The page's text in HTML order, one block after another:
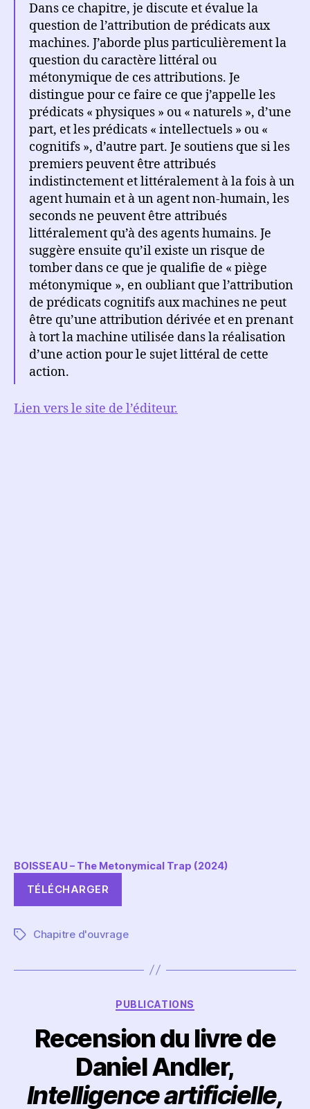
Dans ce chapitre, je discute et évalue la
question de l’attribution de prédicats aux
machines. J’aborde plus particulièrement la
question du caractère littéral ou
métonymique de ces attributions. Je
distingue pour ce faire ce que j’appelle les
prédicats « physiques » ou « naturels », d’une
part, et les prédicats « intellectuels » ou «
cognitifs », d’autre part. Je soutiens que si les
premiers peuvent être attribués
indistinctement et littéralement à la fois à un
agent humain et à un agent non-humain, les
seconds ne peuvent être attribués
littéralement qu’à des agents humains. Je
suggère ensuite qu’il existe un risque de
tomber dans ce que je qualifie de « piège
métonymique », en oubliant que l’attribution
de prédicats cognitifs aux machines ne peut
être qu’une attribution dérivée et en prenant
à tort la machine utilisée dans la réalisation
d’une action pour le sujet littéral de cette
action.
Lien vers le site de l’éditeur.
BOISSEAU – The Metonymical Trap (2024)
TÉLÉCHARGER
Étiquettes
Chapitre d'ouvrage
Catégories
PUBLICATIONS
Recension du livre de
Daniel Andler,
Intelligence artificielle,